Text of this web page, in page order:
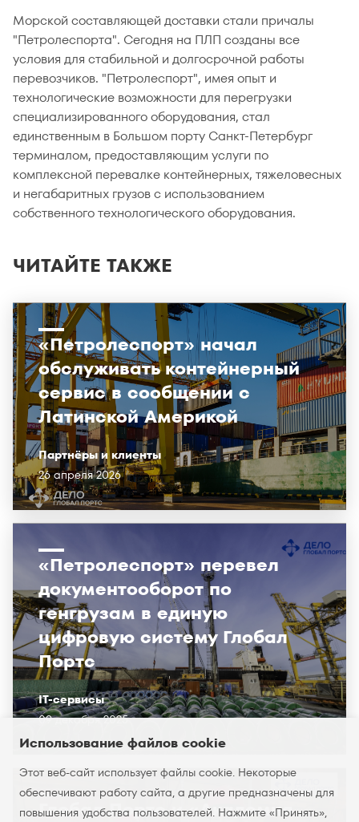
Морской составляющей доставки стали причалы
"Петролеспорта". Сегодня на ПЛП созданы все
условия для стабильной и долгосрочной работы
перевозчиков. "Петролеспорт", имея опыт и
технологические возможности для перегрузки
специализированного оборудования, стал
единственным в Большом порту Санкт-Петербург
терминалом, предоставляющим услуги по
комплексной перевалке контейнерных, тяжеловесных
и негабаритных грузов с использованием
собственного технологического оборудования.
ЧИТАЙТЕ ТАКЖЕ
«Петролеспорт» начал
обслуживать контейнерный
сервис в сообщении с
Латинской Америкой
Партнёры и клиенты
26 апреля 2026
«Петролеспорт» перевел
документооборот по
генгрузам в единую
цифровую систему Глобал
Портс
IT-сервисы
09 декабря 2025
Глобал Портс и «Академия
Использование файлов cookie
Этот веб-сайт использует файлы cookie. Некоторые
обеспечивают работу сайта, а другие предназначены для
повышения удобства пользователей. Нажмите «Принять»,